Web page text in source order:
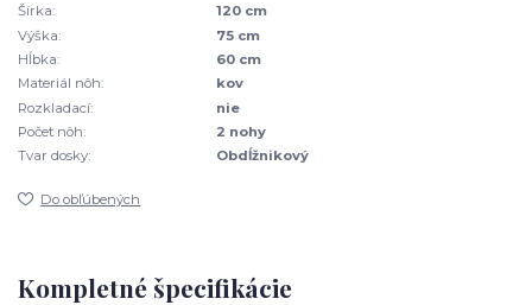
Šírka:
120 cm
Výška:
75 cm
Hĺbka:
60 cm
Materiál nôh:
kov
Rozkladací:
nie
Počet nôh:
2 nohy
Tvar dosky:
Obdĺžnikový
Do obľúbených
Kompletné špecifikácie